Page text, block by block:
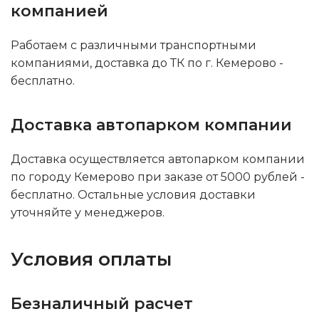
компанией
Работаем с различными транспортными
компаниями, доставка до ТК по г. Кемерово -
бесплатно.
Доставка автопарком компании
Доставка осуществляется автопарком компании
по городу Кемерово при заказе от 5000 рублей -
бесплатно. Остальные условия доставки
уточняйте у менеджеров.
Условия оплаты
Безналичный расчет